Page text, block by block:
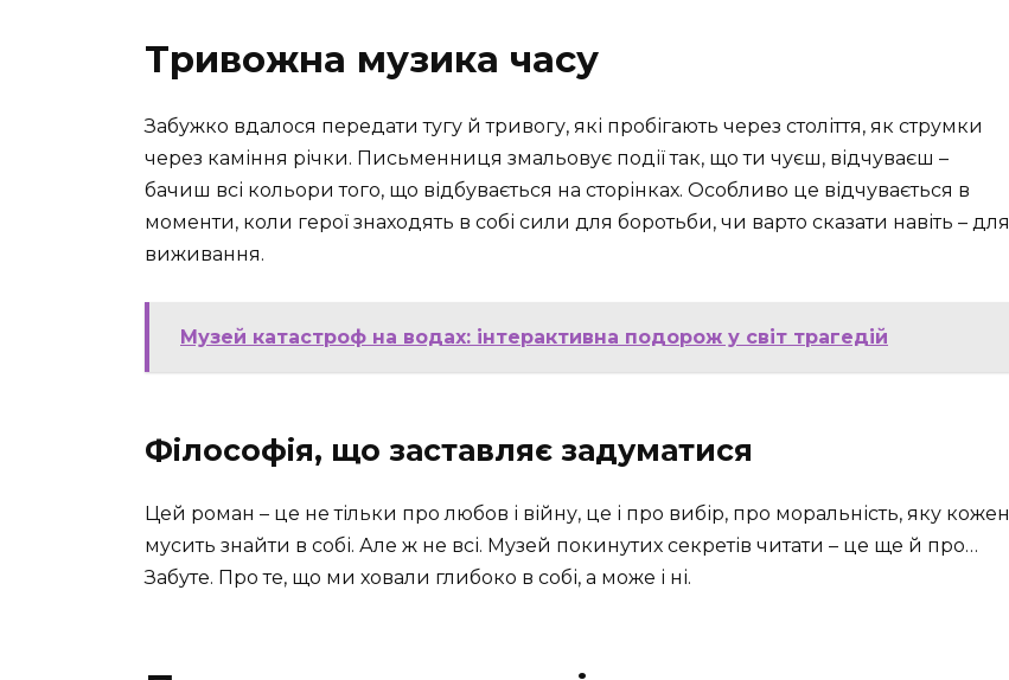
Тривожна музика часу
Забужко вдалося передати тугу й тривогу, які пробігають через століття, як струмки
через каміння річки. Письменниця змальовує події так, що ти чуєш, відчуваєш –
бачиш всі кольори того, що відбувається на сторінках. Особливо це відчувається в
моменти, коли герої знаходять в собі сили для боротьби, чи варто сказати навіть – для
виживання.
Музей катастроф на водах: інтерактивна подорож у світ трагедій
Філософія, що заставляє задуматися
Цей роман – це не тільки про любов і війну, це і про вибір, про моральність, яку кожен
мусить знайти в собі. Але ж не всі. Музей покинутих секретів читати – це ще й про…
Забуте. Про те, що ми ховали глибоко в собі, а може і ні.